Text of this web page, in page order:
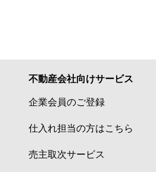
不動産会社向けサービス
企業会員のご登録
仕入れ担当の方はこちら
売主取次サービス